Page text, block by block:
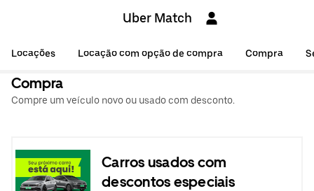
Uber Match
Locações Locação com opção de compra Compra
Compra
Compre um veículo novo ou usado com desconto.
Carros usados com
descontos especiais